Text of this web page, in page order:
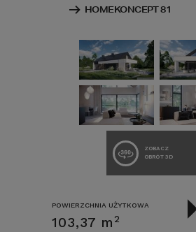
HOMEKONCEPT 81
ZOBACZ
OBRÓT 3D
POWIERZCHNIA UŻYTKOWA
103,37 m 2